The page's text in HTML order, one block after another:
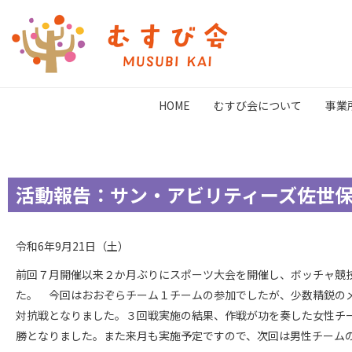
HOME むすび会について 事業
活動報告：サン・アビリティーズ佐世
令和6年9月21日（土）
前回７月開催以来２か月ぶりにスポーツ大会を開催し、ボッチャ競
た。 今回はおおぞらチーム１チームの参加でしたが、少数精鋭の
対抗戦となりました。３回戦実施の結果、作戦が功を奏した女性チ
勝となりました。また来月も実施予定ですので、次回は男性チーム